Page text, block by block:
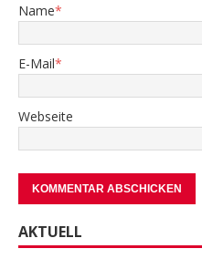
Name*
E-Mail*
Webseite
AKTUELL